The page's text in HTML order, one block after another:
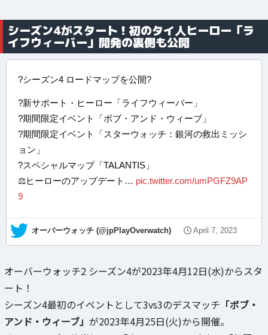
シーズン4がスタート！初のタイ人ヒーロー「ラ
イフウィーバー」開発の裏側も公開
?シーズン4 ロードマップを公開?
?新サポート・ヒーロー「ライフウィーバー」
?期間限定イベント「ボブ・アンド・ウィーブ」
?期間限定イベント「スターウォッチ：銀河の救出ミッシ
ョン」
?スペシャルマップ「TALANTIS」
⚖ヒーローのアップデート… pic.twitter.com/umPGFZ9AP
9
— オーバーウォッチ (@jpPlayOverwatch) April 7, 2023
オーバーウォッチ2 シーズン4が2023年4月12日(水)からスタ
ート！
シーズン4最初のイベントとして3vs3のデスマッチ 「ボブ・
アンド・ウィーブ」 が2023年4月25日(火)から開催。